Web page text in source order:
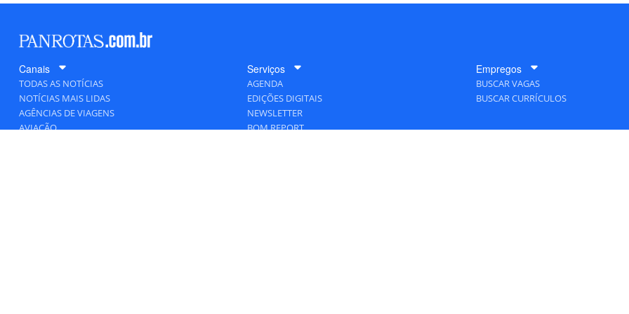
Canais
TODAS AS NOTÍCIAS
NOTÍCIAS MAIS LIDAS
AGÊNCIAS DE VIAGENS
AVIAÇÃO
Serviços
AGENDA
EDIÇÕES DIGITAIS
NEWSLETTER
BOM REPORT
Empregos
BUSCAR VAGAS
BUSCAR CURRÍCULOS